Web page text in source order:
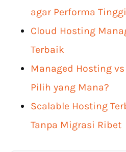
agar Performa Tinggi
Cloud Hosting
Terbaik
Managed Hosting
Pilih yang Mana?
Scalable Hosting
Tanpa Migrasi Ribet